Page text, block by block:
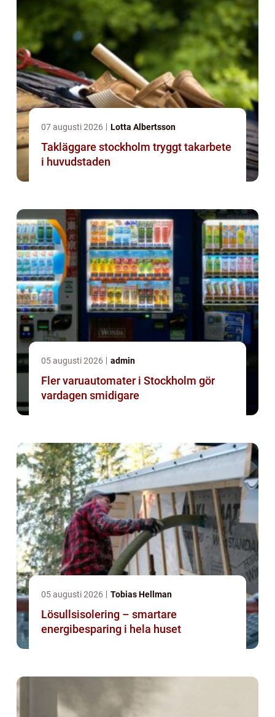
07 augusti 2026 Lotta Albertsson
Takläggare stockholm tryggt takarbete
i huvudstaden
05 augusti 2026 admin
Fler varuautomater i Stockholm gör
vardagen smidigare
05 augusti 2026 Tobias Hellman
Lösullsisolering – smartare
energibesparing i hela huset